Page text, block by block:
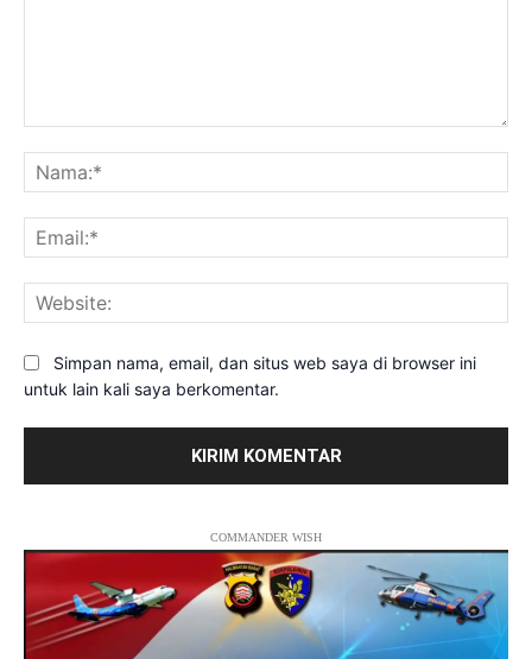
Simpan nama, email, dan situs web saya di browser ini
untuk lain kali saya berkomentar.
COMMANDER WISH